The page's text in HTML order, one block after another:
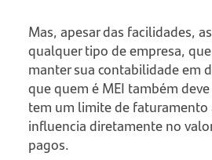
Mas, apesar das facilidades,
qualquer tipo de empresa,
manter sua contabilidade em
que quem é MEI também
tem um limite de faturamento
influencia diretamente no
pagos.